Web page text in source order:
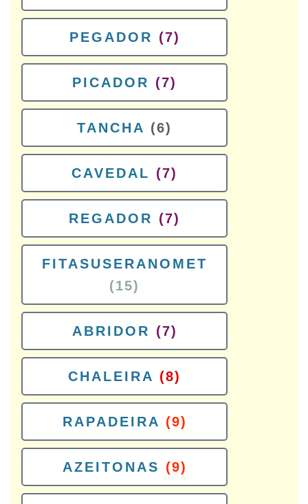
PEGADOR (7)
PICADOR (7)
TANCHA (6)
CAVEDAL (7)
REGADOR (7)
FITASUSERANOMET
(15)
ABRIDOR (7)
CHALEIRA (8)
RAPADEIRA (9)
AZEITONAS (9)